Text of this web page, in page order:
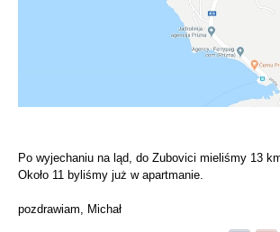
Po wyjechaniu na ląd, do Zubovici mieliśmy 13
Około 11 byliśmy już w apartmanie.
pozdrawiam, Michał